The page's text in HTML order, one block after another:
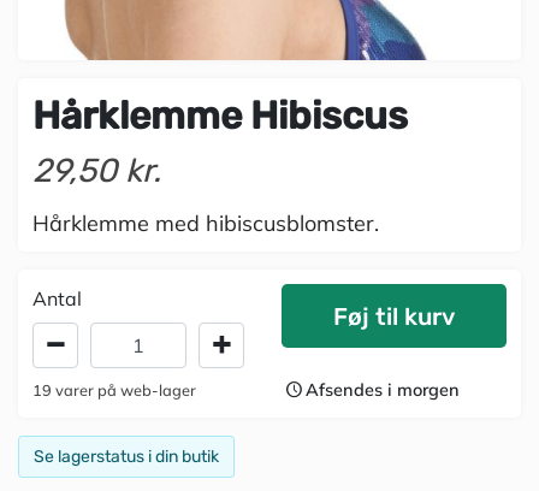
Hårklemme Hibiscus
29,50 kr.
Hårklemme med hibiscusblomster.
Antal
Føj til kurv
19 varer på web-lager Afsendes i morgen
Se lagerstatus i din butik